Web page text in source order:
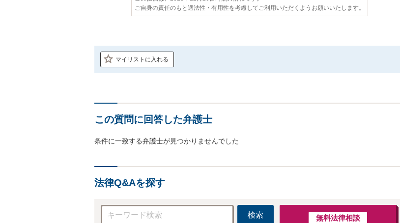
ご自身の責任のもと適法性・有用性を考慮してご利用いただくようお願いいたします。
マイリストに入れる
この質問に回答した弁護士
条件に一致する弁護士が見つかりませんでした
法律Q&Aを探す
検索 無料法律相談